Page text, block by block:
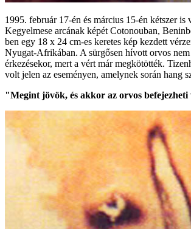
1995. február 17-én és március 15-én kétszer is
Kegyelmese arcának képét Cotonouban,
ben egy 18 x 24 cm-es keretes kép kezdett
Nyugat-Afrikában. A sürgősen hívott orvos
érkezésekor, mert a vért már megkötötték.
volt jelen az eseményen, amelynek során hang
"Megint jövök, és akkor az orvos befejezheti